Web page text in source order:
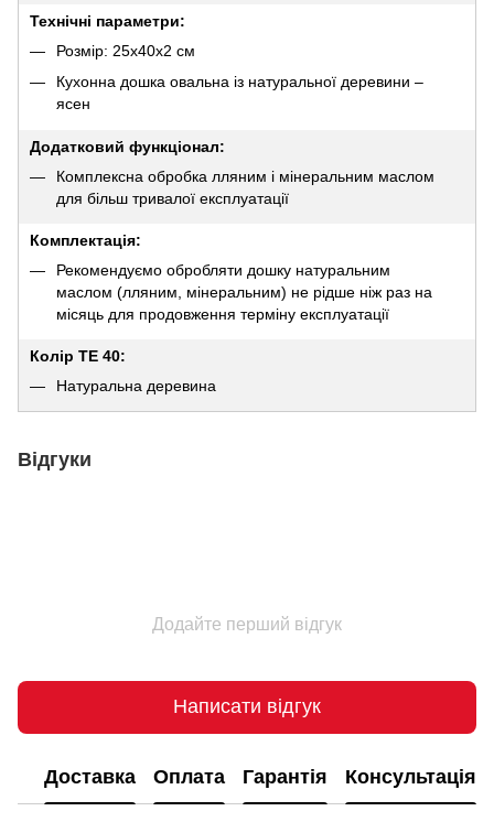
Технічні параметри:
Розмір: 25х40х2 см
Кухонна дошка овальна із натуральної деревини –
ясен
Додатковий функціонал:
Комплексна обробка лляним і мінеральним маслом
для більш тривалої експлуатації
Комплектація:
Рекомендуємо обробляти дошку натуральним
маслом (лляним, мінеральним) не рідше ніж раз на
місяць для продовження терміну експлуатації
Колір TE 40:
Натуральна деревина
Відгуки
Додайте перший відгук
Написати відгук
Доставка Оплата Гарантія Консультація